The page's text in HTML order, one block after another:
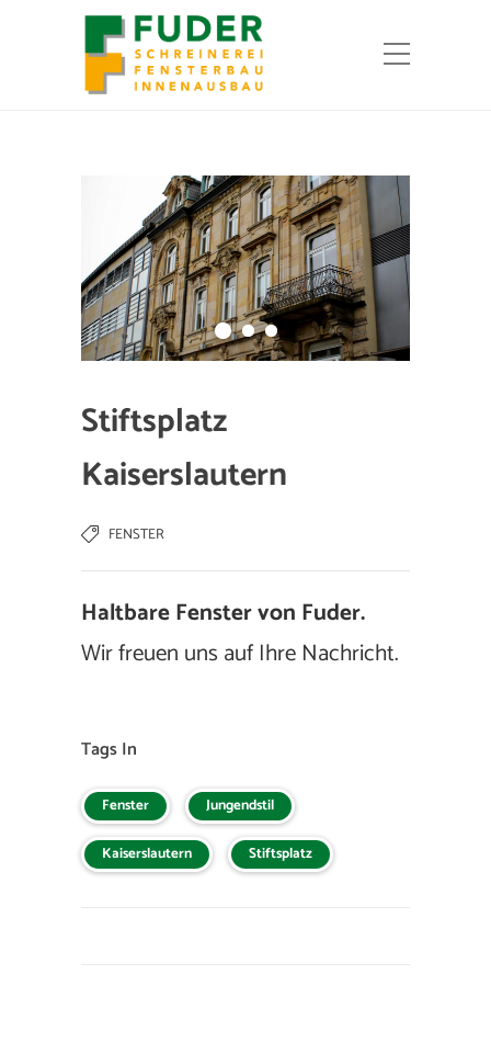
Stiftsplatz
Kaiserslautern
FENSTER
Haltbare Fenster von Fuder.
Wir freuen uns auf Ihre Nachricht.
Tags In
Fenster Jungendstil
Kaiserslautern Stiftsplatz